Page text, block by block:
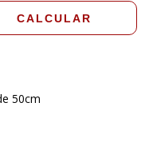
CALCULAR
50cm